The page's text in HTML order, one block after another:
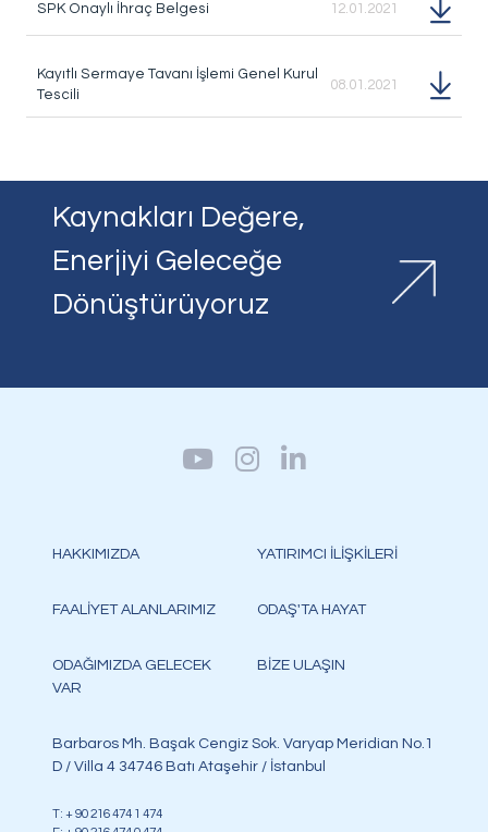
SPK Onaylı İhraç Belgesi 12.01.2021
Kayıtlı Sermaye Tavanı İşlemi Genel Kurul
Tescili
08.01.2021
Kaynakları Değere,
Enerjiyi Geleceğe
Dönüştürüyoruz
HAKKIMIZDA
FAALİYET ALANLARIMIZ
ODAĞIMIZDA GELECEK
VAR
YATIRIMCI İLİŞKİLERİ
ODAŞ'TA HAYAT
BİZE ULAŞIN
Barbaros Mh. Başak Cengiz Sok. Varyap Meridian No.1
D / Villa 4 34746 Batı Ataşehir / İstanbul
T: + 90 216 474 1 474